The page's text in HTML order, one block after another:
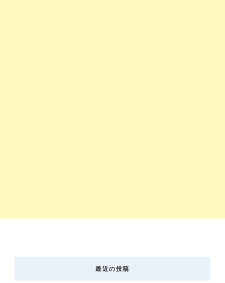
最近の投稿